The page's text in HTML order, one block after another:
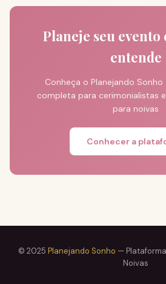
Planeje seu evento
entende
Conheça o Planejando
completa para cerimonialistas
para noivas
Conhecer a
© 2025 Planejando Sonho —
Noivas